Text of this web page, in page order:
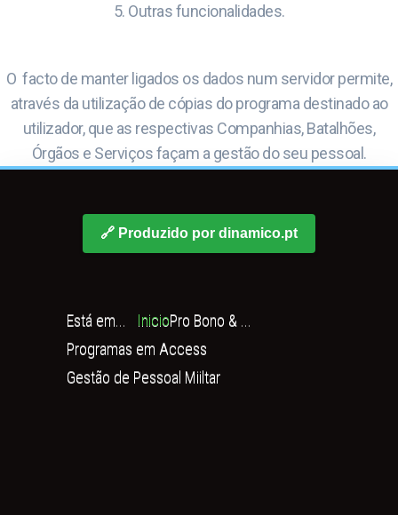
5. Outras funcionalidades.
O facto de manter ligados os dados num servidor permite,
através da utilização de cópias do programa destinado ao
utilizador, que as respectivas Companhias, Batalhões,
Órgãos e Serviços façam a gestão do seu pessoal.
🔗 Produzido por dinamico.pt
Está em... InicioPro Bono & ...
Programas em Access
Gestão de Pessoal Miiltar